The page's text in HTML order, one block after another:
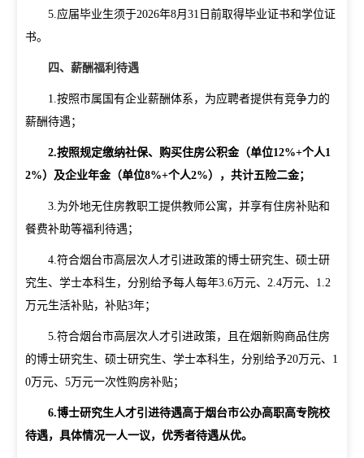
5.应届毕业生须于2026年8月31 日前取得毕业证书和学位证
书。
四、薪酬福利待遇
1.按照市属国有企业薪酬体系，为应聘者提供有竞争力的
薪酬待遇；
2.按照规定缴纳社保、购买住房公积金（单位12%+个人1
2%）及企业年金（单位8%+个人2%），共计五险二金；
3.为外地无住房教职工提供教师公寓，并享有住房补贴和
餐费补助等福利待遇；
4.符合烟台市高层次人才引进政策的博士研究生、硕士研
究生、学士本科生，分别给予每人每年3.6万元、2.4万元、 1.2
万元生活补贴，补贴3年；
5.符合烟台市高层次人才引进政策，且在烟新购商品住房
的博士研究生、硕士研究生、学士本科生，分别给予20万元、 1
0万元、5万元一次性购房补贴；
6.博士研究生人才引进待遇高于烟台市公办高职高专院校
待遇，具体情况一人一议，优秀者待遇从优。